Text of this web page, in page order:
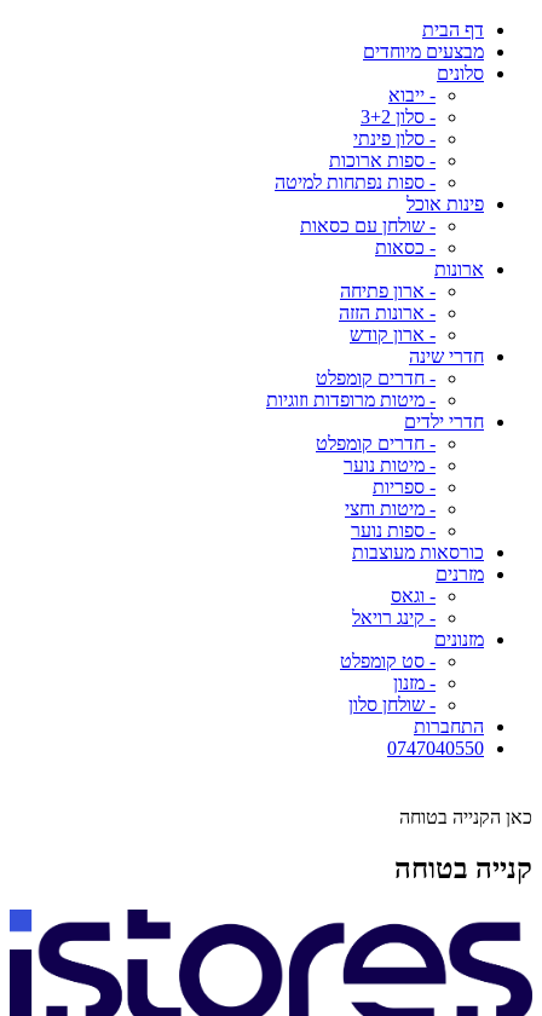
דף הבית
מבצעים מיוחדים
סלונים
- ייבוא
- סלון 3+2
- סלון פינתי
- ספות ארוכות
- ספות נפתחות למיטה
פינות אוכל
- שולחן עם כסאות
- כסאות
ארונות
- ארון פתיחה
- ארונות הזזה
- ארון קודש
חדרי שינה
- חדרים קומפלט
- מיטות מרופדות וזוגיות
חדרי ילדים
- חדרים קומפלט
- מיטות נוער
- ספריות
- מיטות וחצי
- ספות נוער
כורסאות מעוצבות
מזרנים
- וגאס
- קינג רויאל
מזנונים
- סט קומפלט
- מזנון
- שולחן סלון
התחברות
0747040550
כאן הקנייה בטוחה
קנייה בטוחה